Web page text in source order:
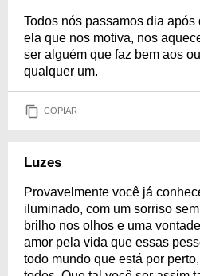
Todos nós passamos dia
ela que nos motiva, nos
ser alguém que faz bem aos
qualquer um.
COPIAR
Luzes
Provavelmente você já
iluminado, com um sorriso
brilho nos olhos e uma
amor pela vida que essas
todo mundo que está por